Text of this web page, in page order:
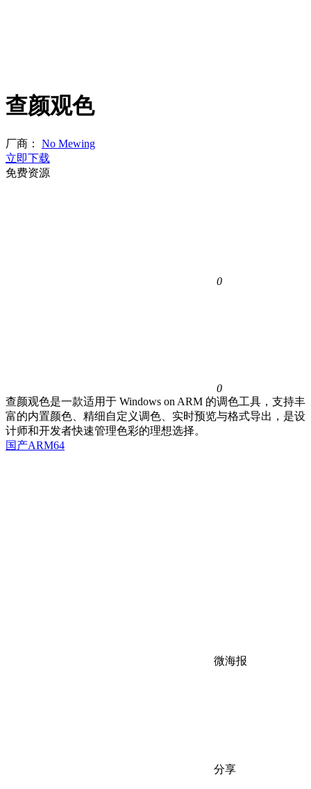
查颜观色
厂商：
No Mewing
立即下载
免费资源
0
0
查颜观色是一款适用于 Windows on ARM 的调色工具，支持丰
富的内置颜色、精细自定义调色、实时预览与格式导出，是设
计师和开发者快速管理色彩的理想选择。
国产ARM64
微海报
分享